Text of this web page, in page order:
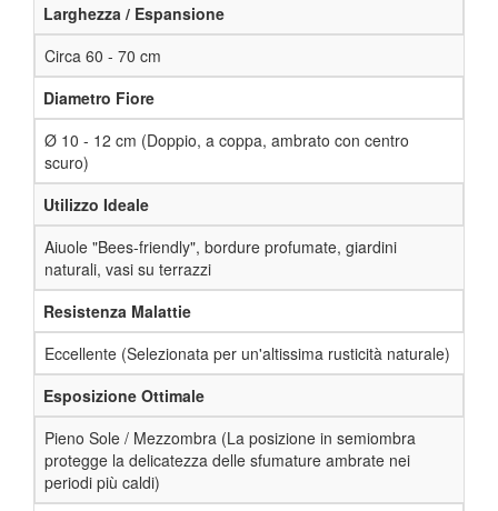
Larghezza / Espansione
Circa 60 - 70 cm
Diametro Fiore
Ø 10 - 12 cm (Doppio, a coppa, ambrato con centro
scuro)
Utilizzo Ideale
Aiuole "Bees-friendly", bordure profumate, giardini
naturali, vasi su terrazzi
Resistenza Malattie
Eccellente (Selezionata per un'altissima rusticità naturale)
Esposizione Ottimale
Pieno Sole / Mezzombra (La posizione in semiombra
protegge la delicatezza delle sfumature ambrate nei
periodi più caldi)